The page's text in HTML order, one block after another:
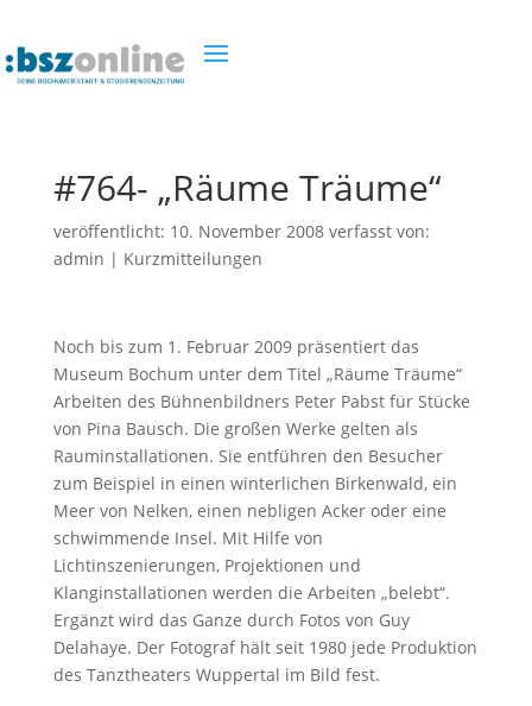
#764- „Räume Träume“
veröffentlicht: 10. November 2008verfasst von:
admin | Kurzmitteilungen
Noch bis zum 1. Februar 2009 präsentiert das
Museum Bochum unter dem Titel „Räume Träume“
Arbeiten des Bühnenbildners Peter Pabst für Stücke
von Pina Bausch. Die großen Werke gelten als
Rauminstallationen. Sie entführen den Besucher
zum Beispiel in einen winterlichen Birkenwald, ein
Meer von Nelken, einen nebligen Acker oder eine
schwimmende Insel. Mit Hilfe von
Lichtinszenierungen, Projektionen und
Klanginstallationen werden die Arbeiten „belebt“.
Ergänzt wird das Ganze durch Fotos von Guy
Delahaye. Der Fotograf hält seit 1980 jede Produktion
des Tanztheaters Wuppertal im Bild fest.